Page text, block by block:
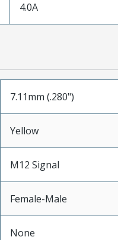
4.0A
7.11mm (.280")
Yellow
M12 Signal
Female-Male
None